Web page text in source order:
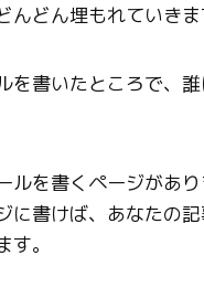
どん埋もれていきま
を書いたところで、
ルを書くページがあ
に書けば、あなたの
。